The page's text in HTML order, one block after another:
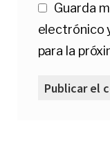
Guarda
electrónico
para la